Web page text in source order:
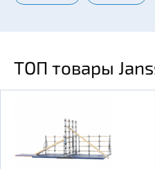
ТОП товары